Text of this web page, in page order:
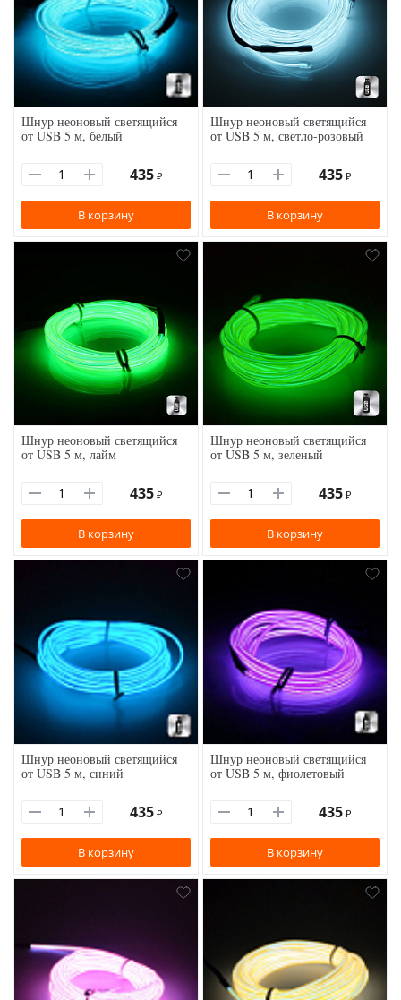
Шнур неоновый светящийся
от USB 5 м, белый
435 ₽
В корзину
Шнур неоновый светящийся
от USB 5 м, светло-розовый
435 ₽
В корзину
Шнур неоновый светящийся
от USB 5 м, лайм
435 ₽
В корзину
Шнур неоновый светящийся
от USB 5 м, зеленый
435 ₽
В корзину
Шнур неоновый светящийся
от USB 5 м, синий
435 ₽
В корзину
Шнур неоновый светящийся
от USB 5 м, фиолетовый
435 ₽
В корзину